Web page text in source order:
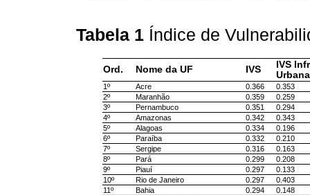
Tabela 1 Índice de
Ord. Nome da UF IVS
IVS
Urbana
1º Acre 0.366
0.353
2º
Maranhão 0.359
0.259
3º
Pernambuco 0.351
0.294
4º
Amazonas 0.342
0.343
5º
Alagoas 0.334
0.196
6º
Paraíba 0.332
0.210
7º
Sergipe 0.316
0.163
8º
Pará 0.299
0.208
9º
Piauí 0.297
0.133
10º
Rio de Janeiro 0.297
0.403
11º
Bahia 0.294
0.148